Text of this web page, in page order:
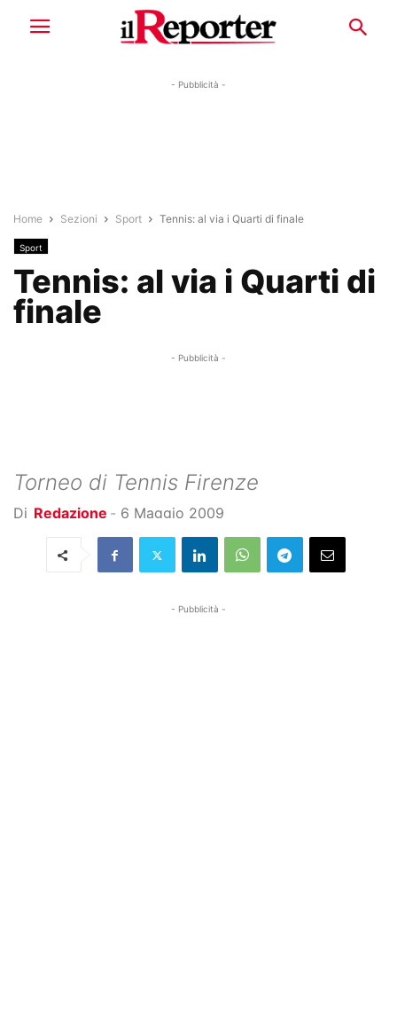
- Pubblicità -
Home Sezioni Sport Tennis: al via i Quarti di finale
Sport
Tennis: al via i Quarti di
finale
- Pubblicità -
Torneo di Tennis Firenze
Di Redazione - 6 Maggio 2009
- Pubblicità -